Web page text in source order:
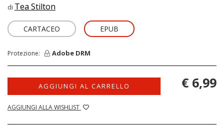
di Tea Stilton
CARTACEO EPUB
Protezione: Adobe DRM
AGGIUNGI AL CARRELLO
AGGIUNGI ALLA WISHLIST
€ 6,99